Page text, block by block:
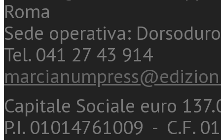
Roma
Sede operativa:
Tel. 041 27 43 914
Capitale Sociale euro
P.I. 01014761009 - C.F.